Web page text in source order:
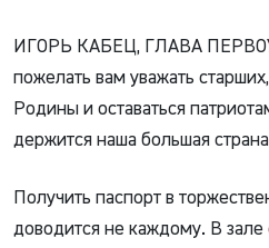
ИГОРЬ КАБЕЦ, ГЛАВА
пожелать вам уважать
Родины и оставаться
держится наша большая
Получить паспорт в
доводится не каждому. В зале